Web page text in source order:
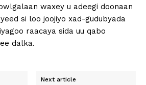
waxey u adeegi doonaan
si loo joojiyo xad-gudubyada
raacaya sida uu qabo
dalka.
Next article